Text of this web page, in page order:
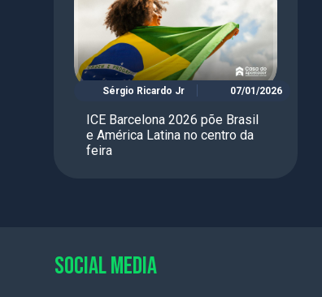
Sérgio Ricardo Jr 07/01/2026
ICE Barcelona 2026 põe Brasil
e América Latina no centro da
feira
SOCIAL MEDIA